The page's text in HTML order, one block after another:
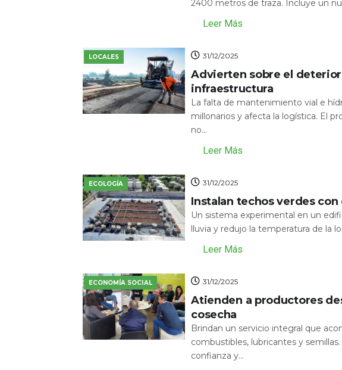
2400 metros de traza. Incluye un
Leer Más
LOCALES 31/12/2025
Advierten sobre el
infraestructura
La falta de mantenimiento vial e
millonarios y afecta la logística. El
no...
Leer Más
ECOLOGÍA 31/12/2025
Instalan techos verdes
Un sistema experimental en un
lluvia y redujo la temperatura de la
Leer Más
ECONOMÍA SOCIAL 31/12/2025
Atienden a productores
cosecha
Brindan un servicio integral que
combustibles, lubricantes y
confianza y...